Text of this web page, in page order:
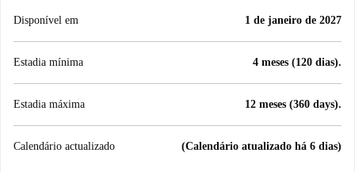
Disponível em 1 de janeiro de 2027
Estadia mínima 4 meses (120 dias).
Estadia máxima 12 meses (360 days).
Calendário actualizado (Calendário atualizado há 6 dias)